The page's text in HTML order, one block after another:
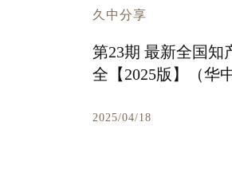
久中分享
第23期 最新全国知
全【2025版】（华
2025/04/18